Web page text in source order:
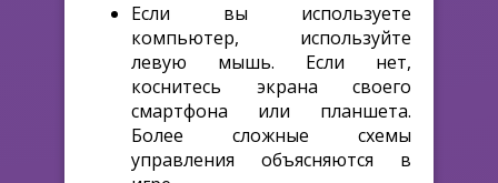
Если вы используете
компьютер, используйте
левую мышь. Если нет,
коснитесь экрана своего
смартфона или планшета.
Более сложные схемы
управления объясняются в